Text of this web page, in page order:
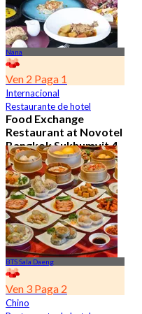
Nana
Ven 2 Paga 1
Internacional
Restaurante de hotel
Food Exchange
Restaurant at Novotel
Bangkok Sukhumvit 4
4.8
2.7K Reservado
Desde฿ 349.5
BTS Sala Daeng
Ven 3 Paga 2
Chino